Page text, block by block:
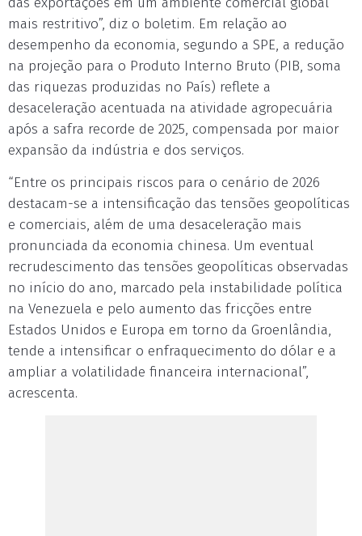
mais restritivo”, diz o boletim. Em relação ao
desempenho da economia, segundo a SPE, a redução
na projeção para o Produto Interno Bruto (PIB, soma
das riquezas produzidas no País) reflete a
desaceleração acentuada na atividade agropecuária
após a safra recorde de 2025, compensada por maior
expansão da indústria e dos serviços.
“Entre os principais riscos para o cenário de 2026
destacam-se a intensificação das tensões geopolíticas
e comerciais, além de uma desaceleração mais
pronunciada da economia chinesa. Um eventual
recrudescimento das tensões geopolíticas observadas
no início do ano, marcado pela instabilidade política
na Venezuela e pelo aumento das fricções entre
Estados Unidos e Europa em torno da Groenlândia,
tende a intensificar o enfraquecimento do dólar e a
ampliar a volatilidade financeira internacional”,
acrescenta.